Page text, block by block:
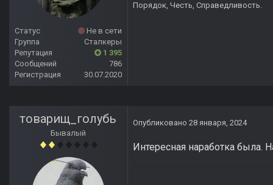
Статус
Не в сети
Группа
Сталкеры
Репутация
1 395
Сообщений
786
Регистрация
30.07.2020
Порядок, Честь, Справедливость.
товарищ_голубь
Бывалый
Опубликовано 28 января, 2024
Интересная наработка была.